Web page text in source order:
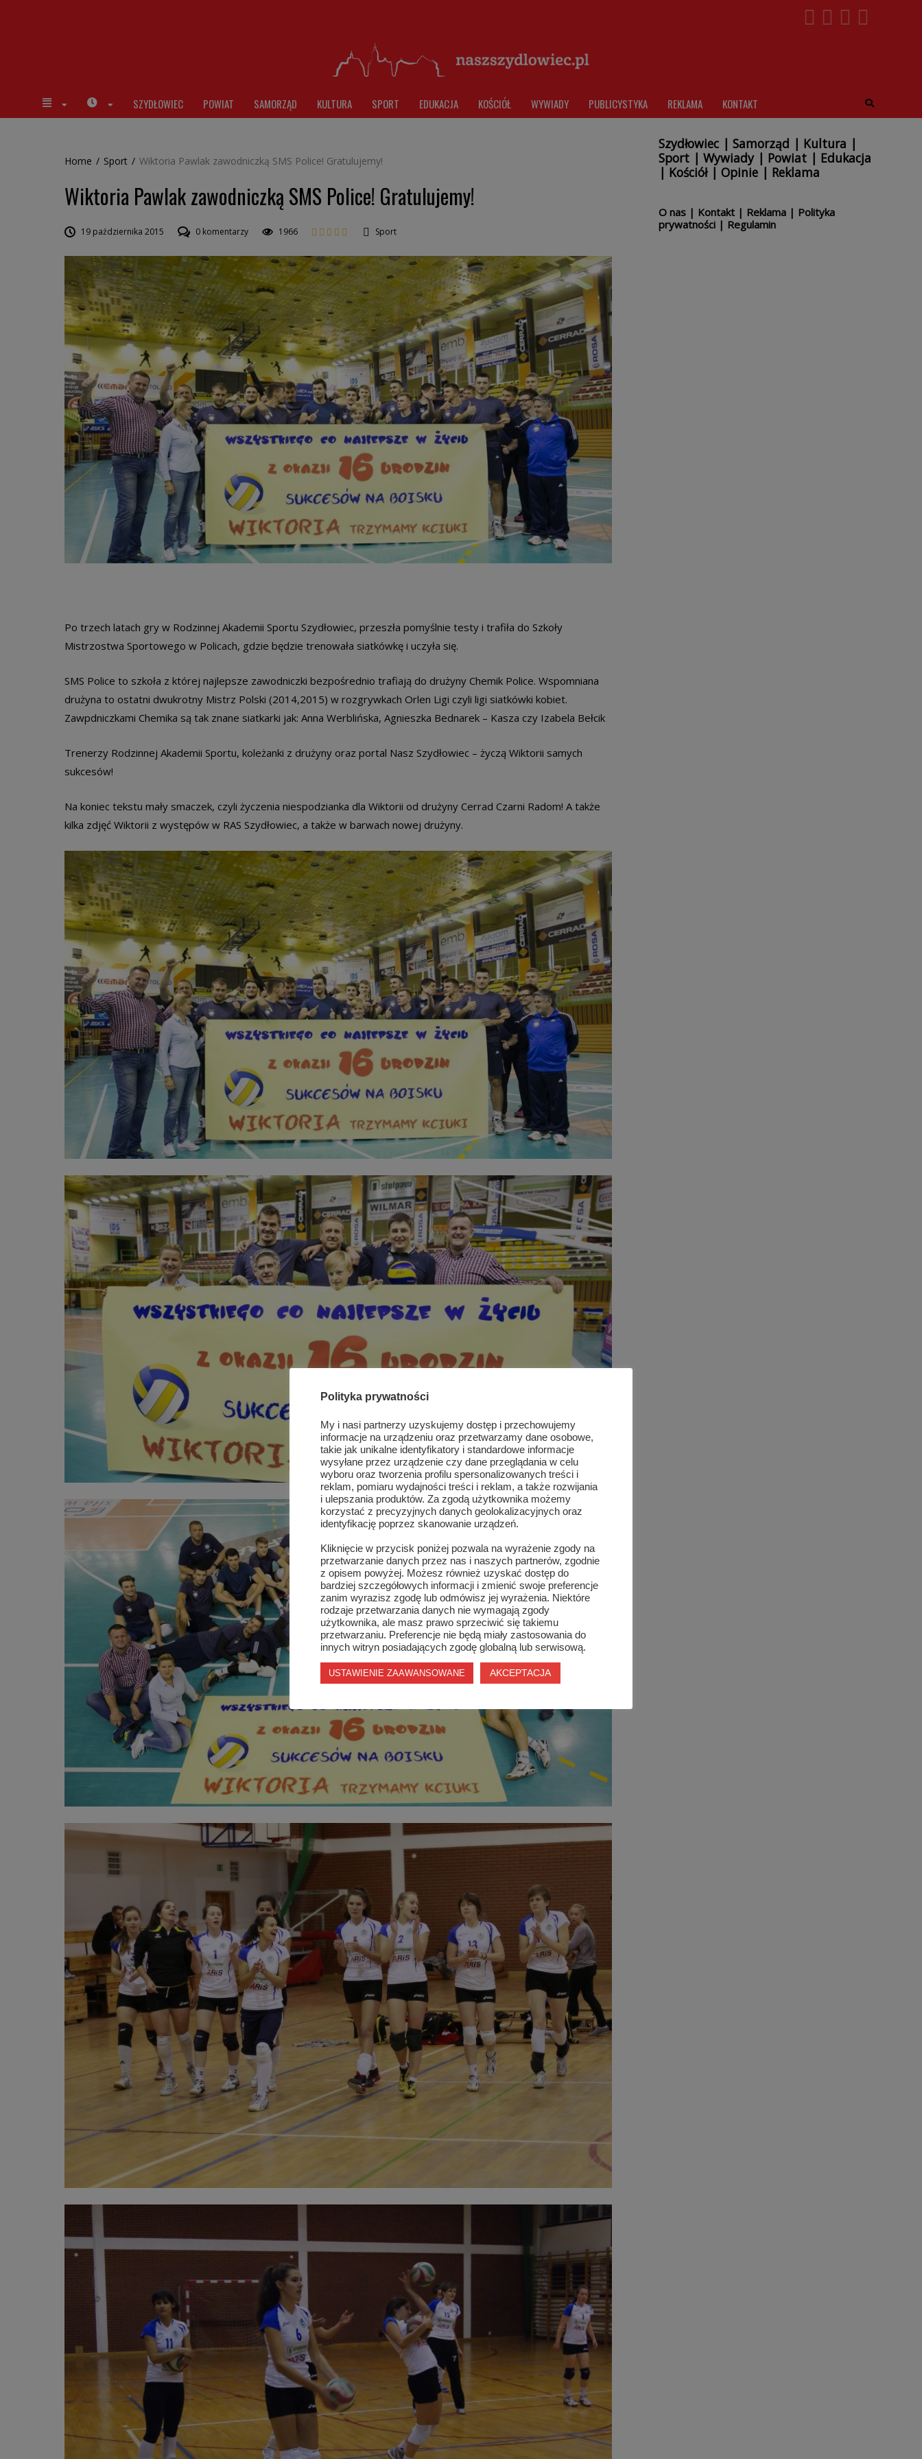
SZYDŁOWIEC POWIAT SAMORZĄD KULTURA SPORT EDUKACJA KOŚCIÓŁ WYWIADY PUBLICYSTYKA REKLAMA KONTAKT
Home / Sport / Wiktoria Pawlak zawodniczką SMS Police! Gratulujemy!
Wiktoria Pawlak zawodniczką SMS Police! Gratulujemy!
19 października 2015 0 komentarzy 1966 Sport
Po trzech latach gry w Rodzinnej Akademii Sportu Szydłowiec, przeszła pomyślnie testy i trafiła do Szkoły
Mistrzostwa Sportowego w Policach, gdzie będzie trenowała siatkówkę i uczyła się.
SMS Police to szkoła z której najlepsze zawodniczki bezpośrednio trafiają do drużyny Chemik Police. Wspomniana
drużyna to ostatni dwukrotny Mistrz Polski (2014,2015) w rozgrywkach Orlen Ligi czyli ligi siatkówki kobiet.
Zawpdniczkami Chemika są tak znane siatkarki jak: Anna Werblińska, Agnieszka Bednarek – Kasza czy Izabela Bełcik
Trenerzy Rodzinnej Akademii Sportu, koleżanki z drużyny oraz portal Nasz Szydłowiec – życzą Wiktorii samych
sukcesów!
Na koniec tekstu mały smaczek, czyli życzenia niespodzianka dla Wiktorii od drużyny Cerrad Czarni Radom! A także
kilka zdjęć Wiktorii z występów w RAS Szydłowiec, a także w barwach nowej drużyny.
Szydłowiec| Samorząd | Kultura |
Sport| Wywiady| Powiat| Edukacja
| Kościół| Opinie| Reklama
O nas| Kontakt| Reklama| Polityka
prywatności| Regulamin
Polityka prywatności
My i nasi partnerzy uzyskujemy dostęp i przechowujemy
informacje na urządzeniu oraz przetwarzamy dane osobowe,
takie jak unikalne identyfikatory i standardowe informacje
wysyłane przez urządzenie czy dane przeglądania w celu
wyboru oraz tworzenia profilu spersonalizowanych treści i
reklam, pomiaru wydajności treści i reklam, a także rozwijania
i ulepszania produktów. Za zgodą użytkownika możemy
korzystać z precyzyjnych danych geolokalizacyjnych oraz
identyfikację poprzez skanowanie urządzeń.
Kliknięcie w przycisk poniżej pozwala na wyrażenie zgody na
przetwarzanie danych przez nas i naszych partnerów, zgodnie
z opisem powyżej. Możesz również uzyskać dostęp do
bardziej szczegółowych informacji i zmienić swoje preferencje
zanim wyrazisz zgodę lub odmówisz jej wyrażenia. Niektóre
rodzaje przetwarzania danych nie wymagają zgody
użytkownika, ale masz prawo sprzeciwić się takiemu
przetwarzaniu. Preferencje nie będą miały zastosowania do
innych witryn posiadających zgodę globalną lub serwisową.
USTAWIENIE ZAAWANSOWANE AKCEPTACJA